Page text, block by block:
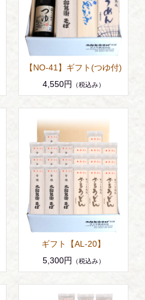
【NO-41】ギフト(つゆ付)
4,550円
（税込み）
ギフト【AL-20】
5,300円
（税込み）